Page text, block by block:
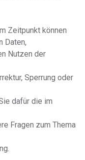
Zeitpunkt können
Daten,
Nutzen der
Sperrung oder
dafür die im
Fragen zum Thema